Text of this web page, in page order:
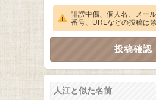
誹謗中傷、個人名、メー
番号、URLなどの投稿は禁
人江と似た名前